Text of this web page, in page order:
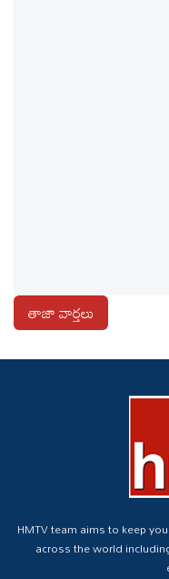
తాజా వార్తలు
HMTV team aims to keep
across the world